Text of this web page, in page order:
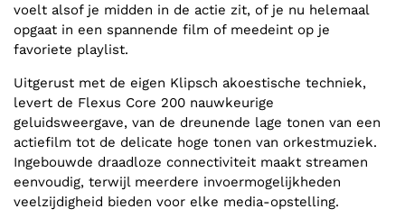
voelt alsof je midden in de actie zit, of je nu helemaal
opgaat in een spannende film of meedeint op je
favoriete playlist.
Uitgerust met de eigen Klipsch akoestische techniek,
levert de Flexus Core 200 nauwkeurige
geluidsweergave, van de dreunende lage tonen van een
actiefilm tot de delicate hoge tonen van orkestmuziek.
Ingebouwde draadloze connectiviteit maakt streamen
eenvoudig, terwijl meerdere invoermogelijkheden
veelzijdigheid bieden voor elke media-opstelling.